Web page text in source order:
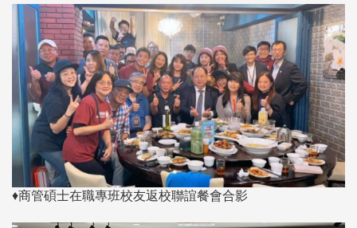
♦商管碩士在職專班校友返校聯誼餐會合影